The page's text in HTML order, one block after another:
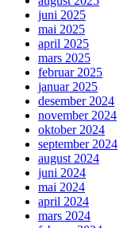
juni 2025
mai 2025
april 2025
mars 2025
februar 2025
januar 2025
desember 2024
november 2024
oktober 2024
september 2024
august 2024
juni 2024
mai 2024
april 2024
mars 2024